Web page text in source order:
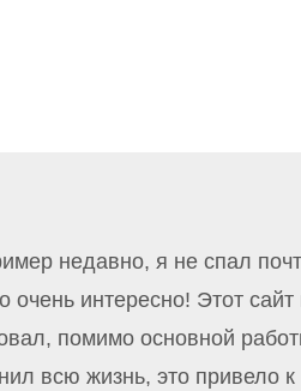
недавно, я не спал
очень интересно! Этот
помимо основной
всю жизнь, это привело к